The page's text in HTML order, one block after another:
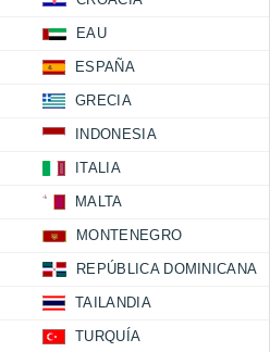
EAU
ESPAÑA
GRECIA
INDONESIA
ITALIA
MALTA
MONTENEGRO
REPÚBLICA DOMINICANA
TAILANDIA
TURQUÍA